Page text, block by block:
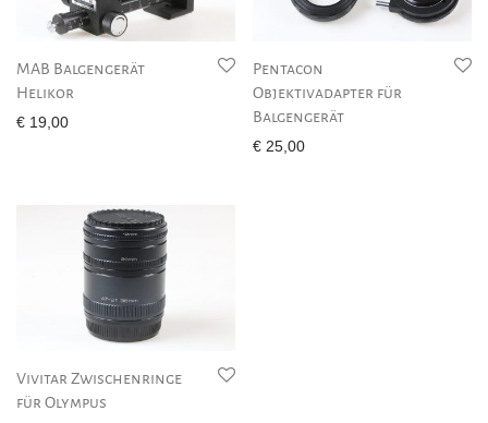
MAB Balgengerät
Helikor
€ 19,00
Pentacon
Objektivadapter für
Balgengerät
€ 25,00
Vivitar Zwischenringe
für Olympus